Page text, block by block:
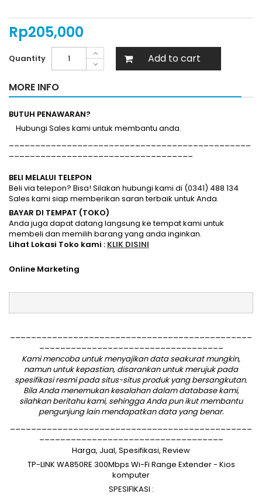
Rp‎205,000
Quantity Add to cart
MORE INFO
BUTUH PENAWARAN?
Hubungi Sales kami untuk membantu anda.
BELI MELALUI TELEPON
Beli via telepon? Bisa! Silakan hubungi kami di (0341) 488 134
Sales kami siap memberikan saran terbaik untuk Anda.
BAYAR DI TEMPAT (TOKO)
Anda juga dapat datang langsung ke tempat kami untuk
membeli dan memilih barang yang anda inginkan.
Lihat Lokasi Toko kami : KLIK DISINI
Online Marketing
Kami mencoba untuk menyajikan data seakurat mungkin,
namun untuk kepastian, disarankan untuk merujuk pada
spesifikasi resmi pada situs-situs produk yang bersangkutan.
Bila Anda menemukan kesalahan dalam database kami,
silahkanberitahu kami, sehingga Anda pun ikut membantu
pengunjung lain mendapatkan data yang benar.
Harga, Jual, Spesifikasi, Review
TP-LINK WA850RE 300Mbps Wi-Fi Range Extender - Kios
komputer
SPESIFIKASI :